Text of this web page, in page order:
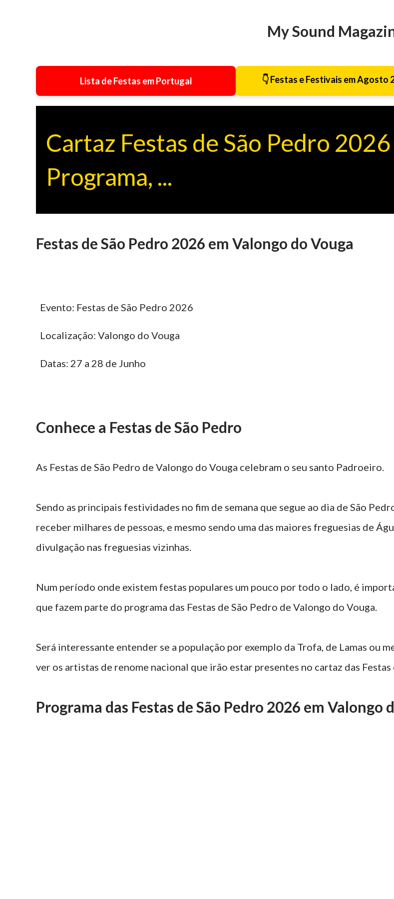
My Sound
Lista de Festas em Portugal 👇 Festas e Festivais em Agosto
Cartaz Festas de São Pedro
Programa, ...
Festas de São Pedro 2026 em Valongo do Vouga
Evento: Festas de São Pedro 2026
Localização: Valongo do Vouga
Datas: 27 a 28 de Junho
Conhece a Festas de São Pedro
As Festas de São Pedro de Valongo do Vouga celebram o seu santo Padroeiro.
Sendo as principais festividades no fim de semana que segue ao dia de São
receber milhares de pessoas, e mesmo sendo uma das maiores freguesias de
divulgação nas freguesias vizinhas.
Num período onde existem festas populares um pouco por todo o lado, é
que fazem parte do programa das Festas de São Pedro de Valongo do Vouga.
Será interessante entender se a população por exemplo da Trofa, de Lamas ou
ver os artistas de renome nacional que irão estar presentes no cartaz das Festas
Programa das Festas de São Pedro 2026 em Valongo